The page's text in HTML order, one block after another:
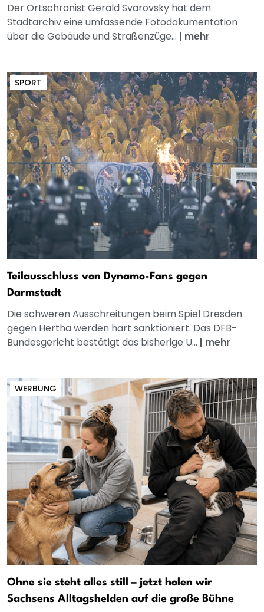
Der Ortschronist Gerald Svarovsky hat dem
Stadtarchiv eine umfassende Fotodokumentation
über die Gebäude und Straßenzüge... | mehr
SPORT
Teilausschluss von Dynamo-Fans gegen
Darmstadt
Die schweren Ausschreitungen beim Spiel Dresden
gegen Hertha werden hart sanktioniert. Das DFB-
Bundesgericht bestätigt das bisherige U... | mehr
WERBUNG
Ohne sie steht alles still – jetzt holen wir
Sachsens Alltagshelden auf die große Bühne